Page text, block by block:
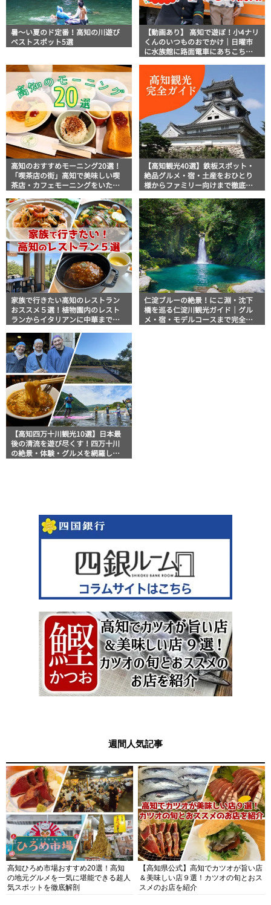
暑～い夏のド定番！高知の川遊び
ベストスポット5選
【動画あり】 高知で遊ぼ！小4ナリ
くんのいつものおでかけ｜日曜市
に水族館に路面電車にあちこち巡
高知のおすすめモーニング20選！
「喫茶店の街」高知で美味しい喫
茶店・カフェモーニングをいただ
【高知観光40選】鉄板スポット・
絶品グルメ・宿・土産をおひとり
様からファミリー向けまで徹底解
家族で行きたい高知のレストラン
おススメ５選！植物園内のレスト
ランからイタリアンに中華まで楽
仁淀ブルーの絶景！にこ淵・沈下
橋を巡る仁淀川観光ガイド｜グル
メ・宿・モデルコースまで完全網
【高知四万十川観光10選】日本最
後の清流を遊び尽くす！四万十川
の絶景・体験・グルメを網羅した
週間人気記事
高知ひろめ市場おすすめ20選！高知
の地元グルメを一気に堪能できる超人
気スポットを徹底解剖
【高知県公式】高知でカツオが旨い店
＆美味しい店９選！カツオの旬とおス
スメのお店を紹介